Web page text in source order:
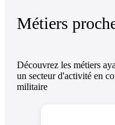
Métiers
Découvrez les métiers
un secteur d'activité en
militaire